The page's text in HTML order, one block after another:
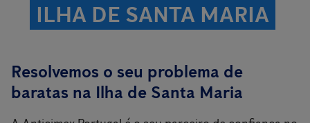
ILHA DE SANTA MARIA
Resolvemos o seu problema de
baratas na Ilha de Santa Maria